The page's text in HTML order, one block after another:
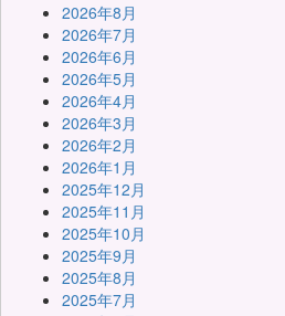
2026年8月
2026年7月
2026年6月
2026年5月
2026年4月
2026年3月
2026年2月
2026年1月
2025年12月
2025年11月
2025年10月
2025年9月
2025年8月
2025年7月